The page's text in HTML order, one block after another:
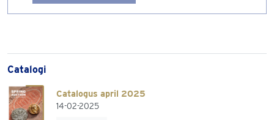
Catalogi
Catalogus april 2025
14-02-2025